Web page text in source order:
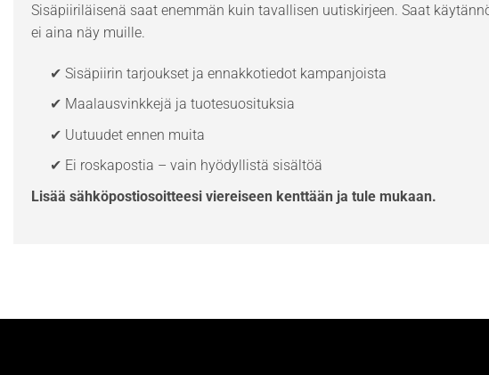
Sisäpiiriläisenä saat enemmän kuin tavallisen uutiskirjeen. Saat
ei aina näy muille.
✔ Sisäpiirin tarjoukset ja ennakkotiedot kampanjoista
✔ Maalausvinkkejä ja tuotesuosituksia
✔ Uutuudet ennen muita
✔ Ei roskapostia – vain hyödyllistä sisältöä
Lisää sähköpostiosoitteesi viereiseen kenttään ja tule mukaan.